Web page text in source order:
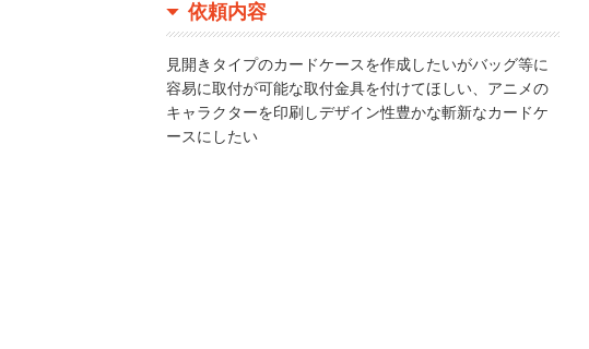
依頼内容
見開きタイプのカードケースを作成したいがバッグ等に
容易に取付が可能な取付金具を付けてほしい、アニメの
キャラクターを印刷しデザイン性豊かな斬新なカードケ
ースにしたい